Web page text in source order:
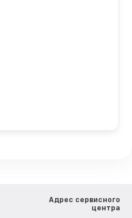
Адрес сервисного
центра